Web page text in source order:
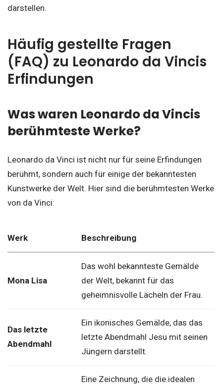
darstellen.
Häufig gestellte Fragen
(FAQ) zu Leonardo da Vincis
Erfindungen
Was waren Leonardo da Vincis
berühmteste Werke?
Leonardo da Vinci ist nicht nur für seine Erfindungen
berühmt, sondern auch für einige der bekanntesten
Kunstwerke der Welt. Hier sind die berühmtesten Werke
von da Vinci:
Werk Beschreibung
Mona Lisa
Das wohl bekannteste Gemälde
der Welt, bekannt für das
geheimnisvolle Lächeln der Frau.
Das letzte
Abendmahl
Ein ikonisches Gemälde, das das
letzte Abendmahl Jesu mit seinen
Jüngern darstellt.
Eine Zeichnung, die die idealen